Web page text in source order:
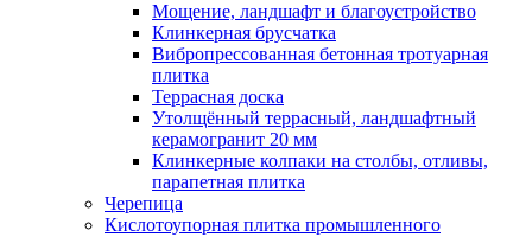
Мощение, ландшафт и благоустройство
Клинкерная брусчатка
Вибропрессованная бетонная тротуарная
плитка
Террасная доска
Утолщённый террасный, ландшафтный
керамогранит 20 мм
Клинкерные колпаки на столбы, отливы,
парапетная плитка
Черепица
Кислотоупорная плитка промышленного